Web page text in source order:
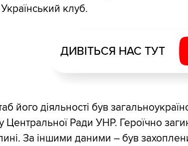
клуб.
ДИВІТЬСЯ НАС ТУТ
його діяльності був
Центральної Ради УНР. Героїчно
За іншими даними – був